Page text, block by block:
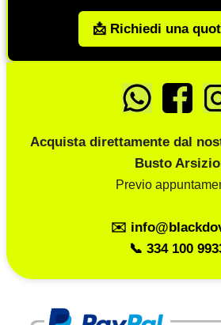
📩 Richiedi una
Acquista direttamente dal
Busto Arsizio
Previo
✉️
📞 334 100